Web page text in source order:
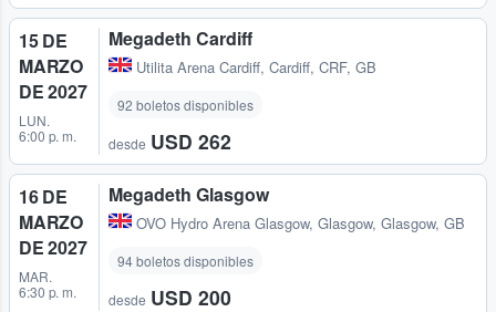
15 DE
MARZO
DE 2027
LUN.
6:00 p. m.
Megadeth Cardiff
Utilita Arena Cardiff, Cardiff, CRF, GB
92 boletos disponibles
desde USD 262
16 DE
MARZO
DE 2027
MAR.
6:30 p. m.
Megadeth Glasgow
OVO Hydro Arena Glasgow, Glasgow, Glasgow, GB
94 boletos disponibles
desde USD 200